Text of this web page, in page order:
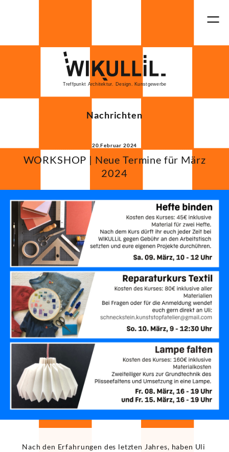
Treffpunkt Architektur. Design. Kunstgewerbe
Nachrichten
20.Februar 2024
WORKSHOP | Neue Termine für März
2024
Nach den Erfahrungen des letzten Jahres, haben Uli